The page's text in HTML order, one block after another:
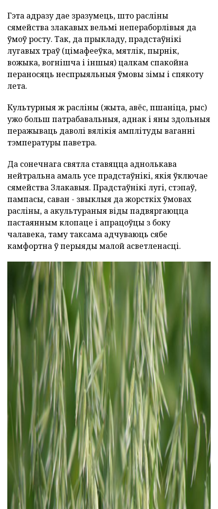
Гэта адразу дае зразумець, што расліны
сямейства злакавых вельмі непераборлівыя да
ўмоў росту. Так, да прыкладу, прадстаўнікі
лугавых траў (цімафееўка, мятлік, пырнік,
вожыка, вогнішча і іншыя) цалкам спакойна
пераносяць неспрыяльныя ўмовы зімы і спякоту
лета.
Культурныя ж расліны (жыта, авёс, пшаніца, рыс)
ужо больш патрабавальныя, аднак і яны здольныя
перажываць даволі вялікія амплітуды ваганні
тэмпературы паветра.
Да сонечнага святла ставяцца аднолькава
нейтральна амаль усе прадстаўнікі, якія ўключае
сямейства Злакавыя. Прадстаўнікі лугі, стэпаў,
пампасы, саван - звыклыя да жорсткіх ўмовах
расліны, а акультураныя віды падвяргаюцца
пастаянным клопаце і апрацоўцы з боку
чалавека, таму таксама адчуваюць сябе
камфортна ў перыяды малой асветленасці.